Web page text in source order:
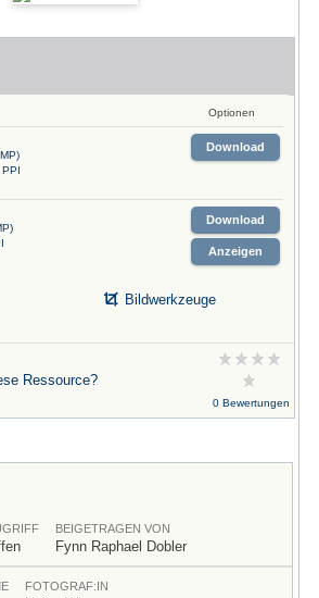
Optionen
Download
Download
Anzeigen
Bildwerkzeuge
Ressource?
0 Bewertungen
BEIGETRAGEN VON
Fynn Raphael Dobler
FOTOGRAF:IN